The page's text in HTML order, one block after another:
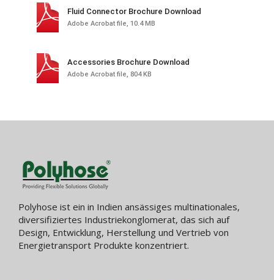
Fluid Connector Brochure Download
Adobe Acrobat file, 10.4 MB
Accessories Brochure Download
Adobe Acrobat file, 804 KB
Polyhose ist ein in Indien ansässiges multinationales,
diversifiziertes Industriekonglomerat, das sich auf
Design, Entwicklung, Herstellung und Vertrieb von
Energietransport Produkte konzentriert.